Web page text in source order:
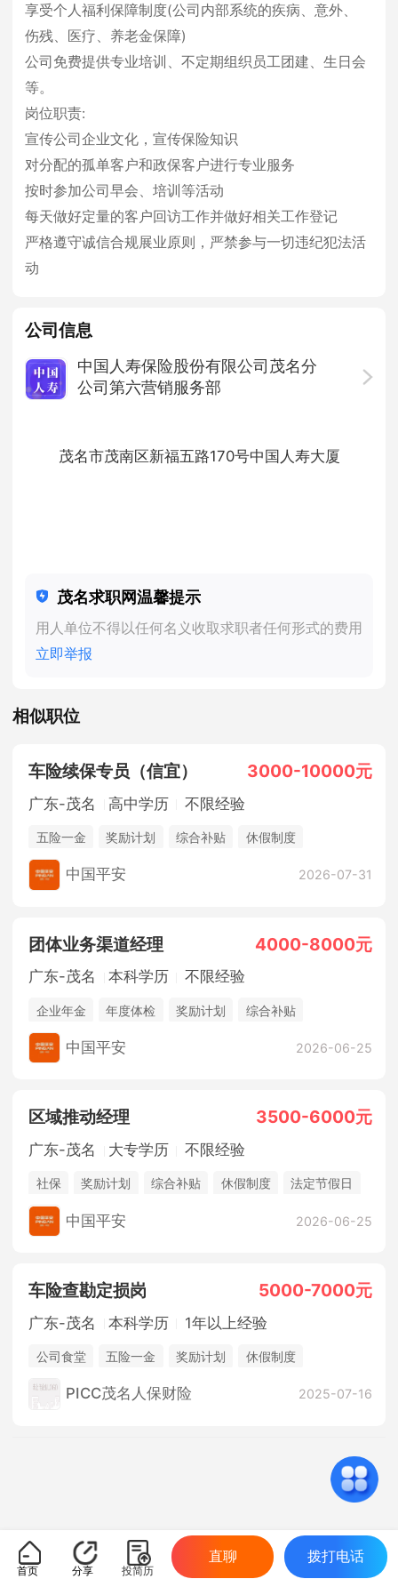
享受个人福利保障制度(公司内部系统的疾病、意外、
伤残、医疗、养老金保障)
公司免费提供专业培训、不定期组织员工团建、生日会
等。
岗位职责:
宣传公司企业文化，宣传保险知识
对分配的孤单客户和政保客户进行专业服务
按时参加公司早会、培训等活动
每天做好定量的客户回访工作并做好相关工作登记
严格遵守诚信合规展业原则，严禁参与一切违纪犯法活
动
公司信息
中国人寿保险股份有限公司茂名分
公司第六营销服务部
茂名市茂南区新福五路170号中国人寿大厦
茂名求职网温馨提示
用人单位不得以任何名义收取求职者任何形式的费用
立即举报
相似职位
车险续保专员（信宜） 3000-10000元
广东-茂名 高中学历 不限经验
五险一金 奖励计划 综合补贴
休假制度
法定节假日
中国平安 2026-07-31
团体业务渠道经理 4000-8000元
广东-茂名 本科学历 不限经验
企业年金 年度体检 奖励计划
综合补贴
休假制度
法定节假日
五险一金
中国平安 2026-06-25
区域推动经理 3500-6000元
广东-茂名 大专学历 不限经验
社保 奖励计划 综合补贴 休假制度
法定节假日
年终奖金
中国平安 2026-06-25
车险查勘定损岗 5000-7000元
广东-茂名 本科学历 1年以上经验
公司食堂 五险一金 奖励计划
休假制度
法定节假日
PICC茂名人保财险 2025-07-16
首页 分享 投简历
直聊 拨打电话